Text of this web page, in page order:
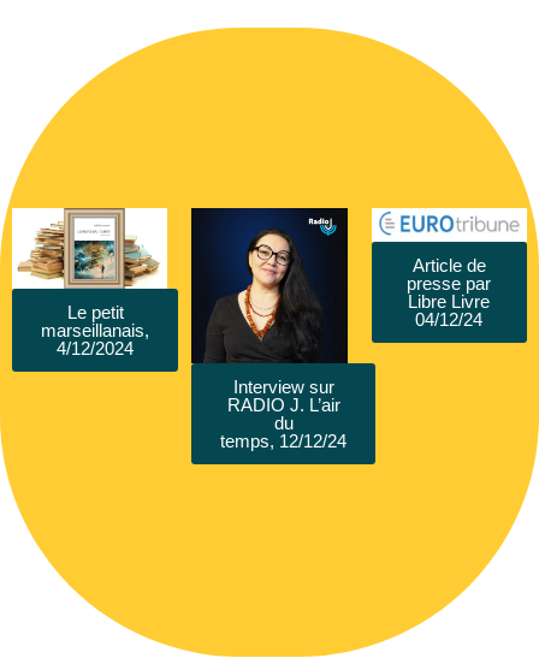
Le petit
marseillanais,
4/12/2024
Interview sur
RADIO J. L’air
du
temps, 12/12/24
Article de
presse par
Libre Livre
04/12/24